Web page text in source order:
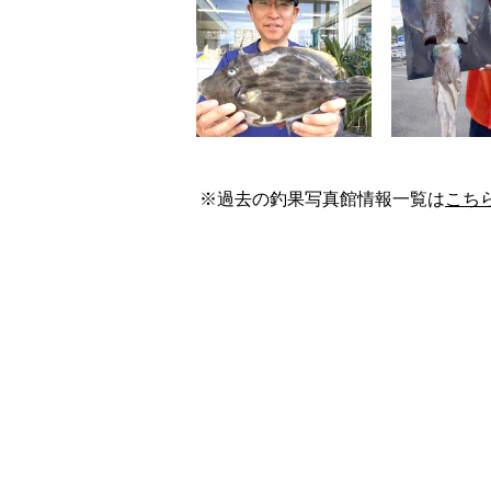
※過去の釣果写真館情報一覧はこち